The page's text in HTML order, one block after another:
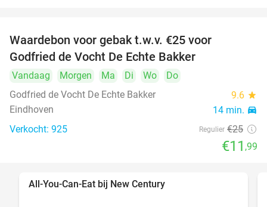
Waardebon voor gebak t.w.v. €25 voor
Godfried de Vocht De Echte Bakker
Vandaag Morgen Ma Di Wo
Do
Godfried de Vocht De Echte Bakker
9.6 star
Eindhoven 14 min. directions_car
Verkocht: 925 Regulier €25
€11 ,99
All-You-Can-Eat bij New Century